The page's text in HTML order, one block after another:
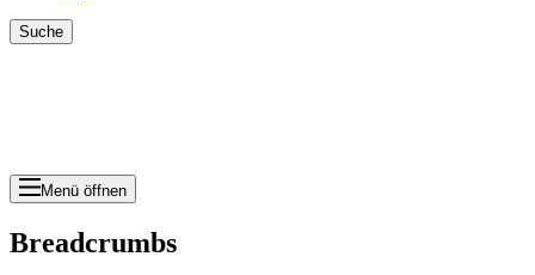
Suche
Menü öffnen
Breadcrumbs